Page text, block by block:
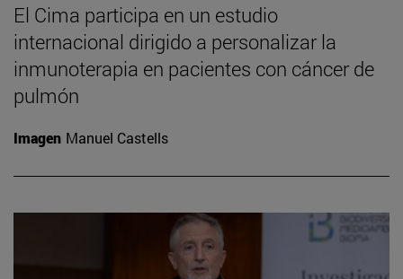
El Cima participa en un estudio
internacional dirigido a personalizar la
inmunoterapia en pacientes con cáncer de
pulmón
Imagen Manuel Castells